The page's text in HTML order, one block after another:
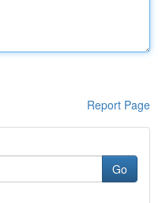
Report Page
Go